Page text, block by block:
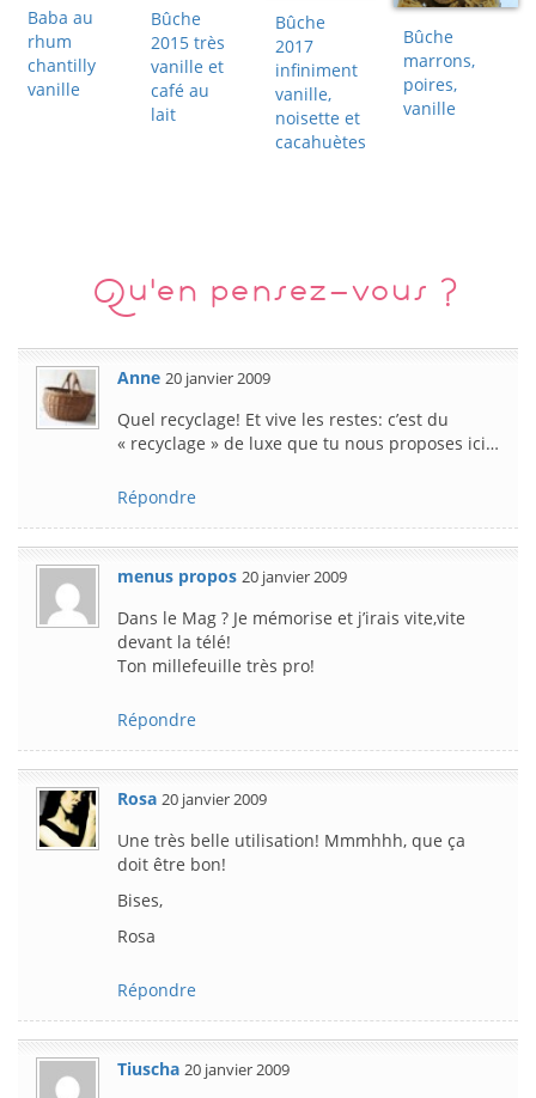
Baba au
rhum
chantilly
vanille
Bûche
2015 très
vanille et
café au
lait
Bûche
2017
infiniment
vanille,
noisette et
cacahuètes
Bûche
marrons,
poires,
vanille
Qu'en pensez-vous ?
Anne 20 janvier 2009
Quel recyclage! Et vive les restes: c’est du
« recyclage » de luxe que tu nous proposes ici…
Répondre
menus propos 20 janvier 2009
Dans le Mag ? Je mémorise et j’irais vite,vite
devant la télé!
Ton millefeuille très pro!
Répondre
Rosa 20 janvier 2009
Une très belle utilisation! Mmmhhh, que ça
doit être bon!
Bises,
Rosa
Répondre
Tiuscha 20 janvier 2009